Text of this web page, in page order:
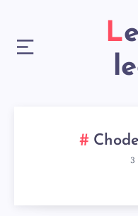
Le petit
3